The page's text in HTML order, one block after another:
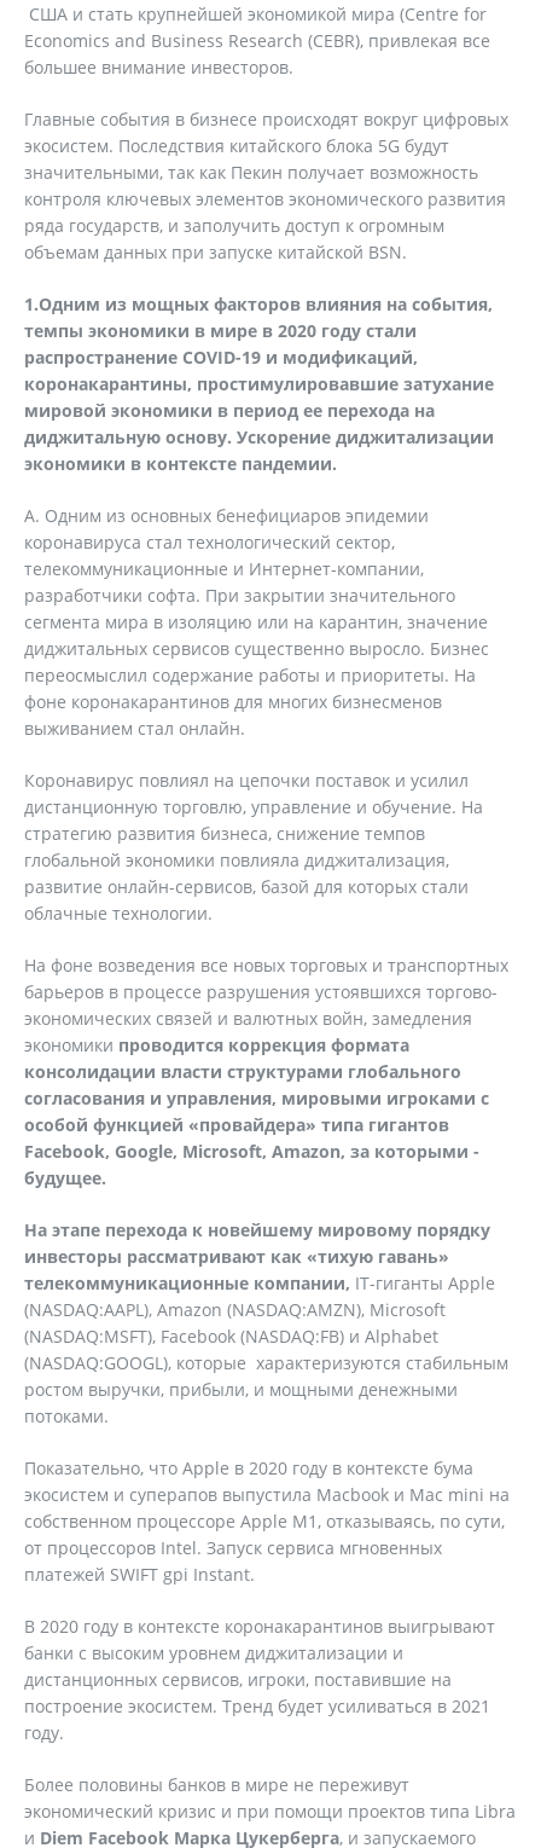
США и стать крупнейшей экономикой мира (Centre for
Economics and Business Research (CEBR), привлекая все
большее внимание инвесторов.
Главные события в бизнесе происходят вокруг цифровых
экосистем. Последствия китайского блока 5G будут
значительными, так как Пекин получает возможность
контроля ключевых элементов экономического развития
ряда государств, и заполучить доступ к огромным
объемам данных при запуске китайской BSN.
1.Одним из мощных факторов влияния на события,
темпы экономики в мире в 2020 году стали
распространение COVID-19 и модификаций,
коронакарантины, простимулировавшие затухание
мировой экономики в период ее перехода на
диджитальную основу. Ускорение диджитализации
экономики в контексте пандемии.
А. Одним из основных бенефициаров эпидемии
коронавируса стал технологический сектор,
телекоммуникационные и Интернет-компании,
разработчики софта. При закрытии значительного
сегмента мира в изоляцию или на карантин, значение
диджитальных сервисов существенно выросло. Бизнес
переосмыслил содержание работы и приоритеты. На
фоне коронакарантинов для многих бизнесменов
выживанием стал онлайн.
Коронавирус повлиял на цепочки поставок и усилил
дистанционную торговлю, управление и обучение. На
стратегию развития бизнеса, снижение темпов
глобальной экономики повлияла диджитализация,
развитие онлайн-сервисов, базой для которых стали
облачные технологии.
На фоне возведения все новых торговых и транспортных
барьеров в процессе разрушения устоявшихся торгово-
экономических связей и валютных войн, замедления
экономики проводится коррекция формата
консолидации власти структурами глобального
согласования и управления, мировыми игроками с
особой функцией «провайдера» типа гигантов
Facebook, Google, Microsoft, Amazon, за которыми -
будущее.
На этапе перехода к новейшему мировому порядку
инвесторы рассматривают как «тихую гавань»
телекоммуникационные компании, IT-гиганты Apple
(NASDAQ:AAPL), Amazon (NASDAQ:AMZN), Microsoft
(NASDAQ:MSFT), Facebook (NASDAQ:FB) и Alphabet
(NASDAQ:GOOGL), которые характеризуются стабильным
ростом выручки, прибыли, и мощными денежными
потоками.
Показательно, что Apple в 2020 году в контексте бума
экосистем и суперапов выпустила Macbook и Mac mini на
собственном процессоре Apple M1, отказываясь, по сути,
от процессоров Intel. Запуск сервиса мгновенных
платежей SWIFT gpi Instant.
В 2020 году в контексте коронакарантинов выигрывают
банки с высоким уровнем диджитализации и
дистанционных сервисов, игроки, поставившие на
построение экосистем. Тренд будет усиливаться в 2021
году.
Более половины банков в мире не переживут
экономический кризис и при помощи проектов типа Libra
и Diem Facebook Марка Цукерберга, и запускаемого